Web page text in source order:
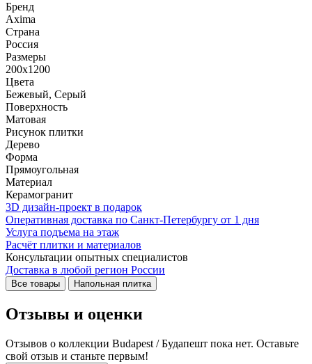
Бренд
Axima
Страна
Россия
Размеры
200x1200
Цвета
Бежевый, Серый
Поверхность
Матовая
Рисунок плитки
Дерево
Форма
Прямоугольная
Материал
Керамогранит
3D дизайн-проект в подарок
Оперативная доставка по Санкт-Петербургу от 1 дня
Услуга подъема на этаж
Расчёт плитки и материалов
Консультации опытных специалистов
Доставка в любой регион России
Все товары Напольная плитка
Отзывы и оценки
Отзывов о коллекции Budapest / Будапешт пока нет. Оставьте
свой отзыв и станьте первым!